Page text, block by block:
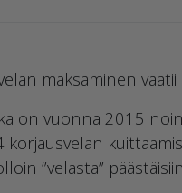
maksaminen
on vuonna 2015
korjausvelan
”velasta”